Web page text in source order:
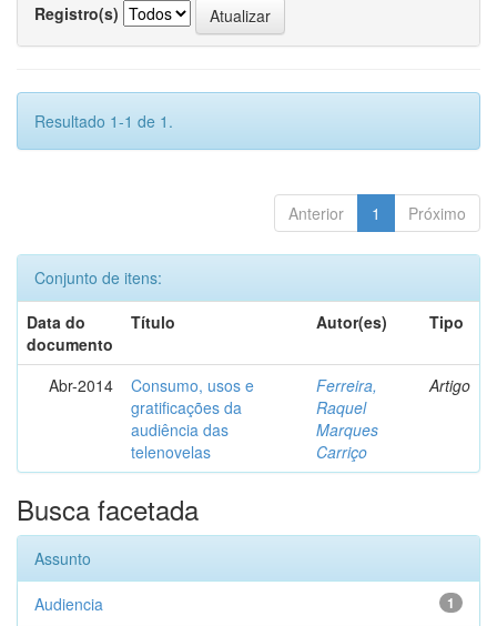
Registro(s)
Resultado 1-1 de 1.
Anterior 1 Próximo
Conjunto de itens:
Data do
documento
Título Autor(es) Tipo
Abr-2014
Consumo, usos e
gratificações da
audiência das
telenovelas
Ferreira,
Raquel
Marques
Carriço
Artigo
Busca facetada
Assunto
1
Audiencia